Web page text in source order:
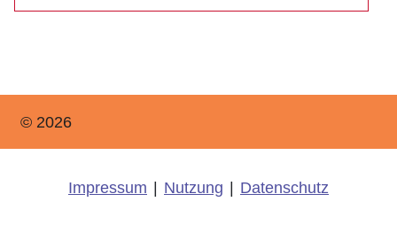
© 2026
Impressum Nutzung Datenschutz